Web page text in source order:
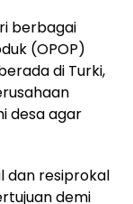
berbagai
(OPOP)
di Turki,
desa agar
dan resiprokal
demi